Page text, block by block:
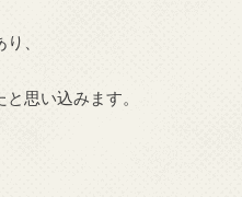
、
思い込みます。